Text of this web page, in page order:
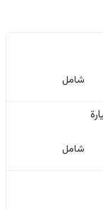
شامل
شامل